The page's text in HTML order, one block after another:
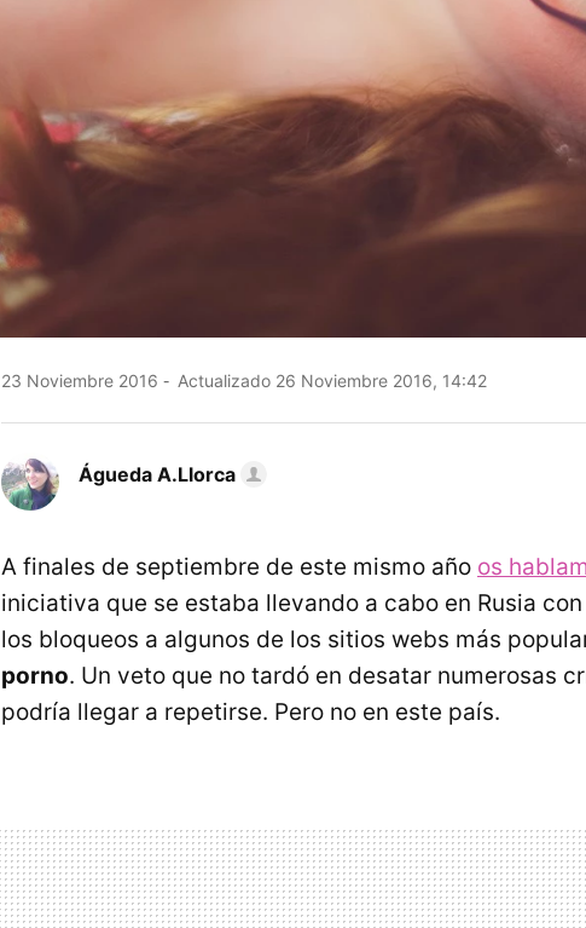
23 Noviembre 2016 Actualizado 26 Noviembre 2016, 14:42
Águeda A.Llorca
A finales de septiembre de este mismo año os
iniciativa que se estaba llevando a cabo en Rusia
los bloqueos a algunos de los sitios webs más
porno. Un veto que no tardó en desatar numerosas
podría llegar a repetirse. Pero no en este país.